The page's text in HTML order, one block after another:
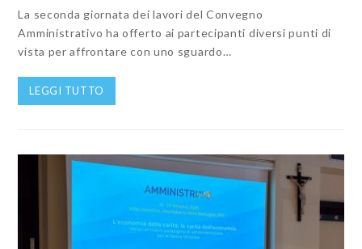
La seconda giornata dei lavori del Convegno
Amministrativo ha offerto ai partecipanti diversi punti di
vista per affrontare con uno sguardo…
LEGGI TUTTO